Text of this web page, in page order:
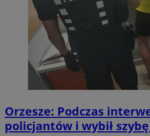
Orzesze: Podczas
policjantów i wybił